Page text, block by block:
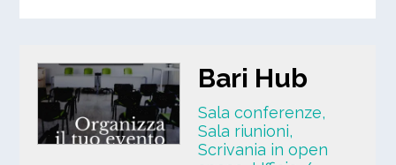
Bari Hub
Sala conferenze,
Sala riunioni,
Scrivania in open